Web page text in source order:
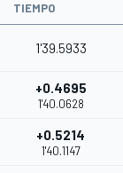
TIEMPO
1'39.5933
+0.4695
1'40.0628
+0.5214
1'40.1147